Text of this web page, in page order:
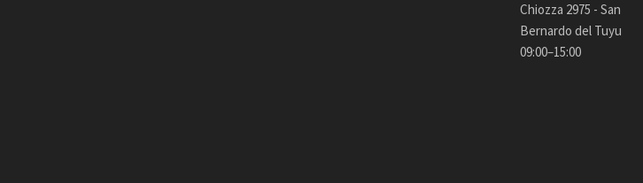
Chiozza 2975 - San
Bernardo del Tuyu
09:00–15:00